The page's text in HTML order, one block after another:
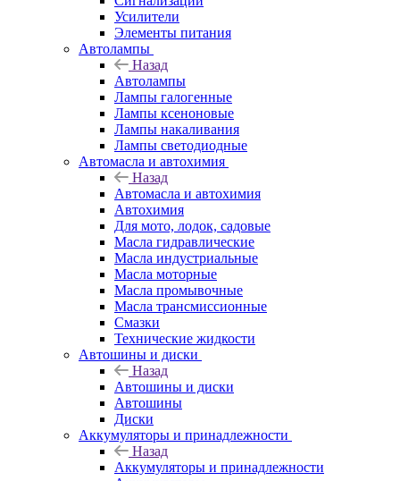
Усилители
Элементы питания
Автолампы
Назад
Автолампы
Лампы галогенные
Лампы ксеноновые
Лампы накаливания
Лампы светодиодные
Автомасла и автохимия
Назад
Автомасла и автохимия
Автохимия
Для мото, лодок, садовые
Масла гидравлические
Масла индустриальные
Масла моторные
Масла промывочные
Масла трансмиссионные
Смазки
Технические жидкости
Автошины и диски
Назад
Автошины и диски
Автошины
Диски
Аккумуляторы и принадлежности
Назад
Аккумуляторы и принадлежности